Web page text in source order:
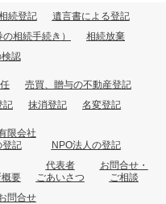
続登記
遺言書による登記
相続手続き）
相続放棄
認
売買、贈与の不動産登記
記 抹消登記 名変登記
限会社
登記
NPO法人の登記
要
代表者
ごあいさつ
お問合せ・
ご相談
問合せ